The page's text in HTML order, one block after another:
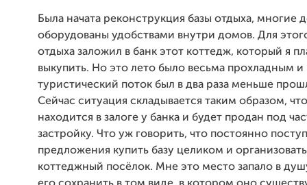
Была начата реконструкция базы отдыха, многие
оборудованы удобствами внутри домов. Для
отдыха заложил в банк этот коттедж, который я
выкупить. Но это лето было весьма прохладным и
туристический поток был в два раза меньше
Сейчас ситуация складывается таким образом,
находится в залоге у банка и будет продан под
застройку. Что уж говорить, что постоянно
предложения купить базу целиком и
коттеджный посёлок. Мне это место запало в